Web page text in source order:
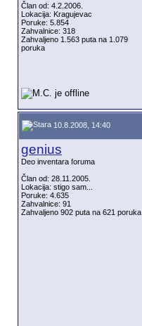
Član od: 4.2.2006.
Lokacija: Kragujevac
Poruke: 5.854
Zahvalnice: 318
Zahvaljeno 1.563 puta na 1.079
poruka
10.8.2008, 14:40
genius
Deo inventara foruma
Član od: 28.11.2005.
Lokacija: stigo sam...
Poruke: 4.635
Zahvalnice: 91
Zahvaljeno 902 puta na 621 poruka